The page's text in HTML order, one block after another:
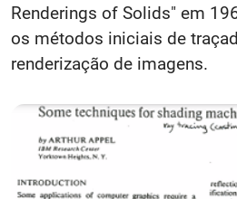
Renderings of Solids" em
os métodos iniciais de
renderização de imagens.